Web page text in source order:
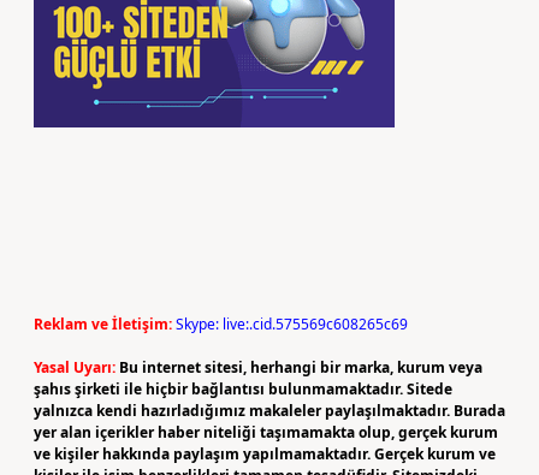
Reklam ve İletişim:Skype: live:.cid.575569c608265c69
Yasal Uyarı: Bu internet sitesi, herhangi bir marka, kurum veya
şahıs şirketi ile hiçbir bağlantısı bulunmamaktadır. Sitede
yalnızca kendi hazırladığımız makaleler paylaşılmaktadır. Burada
yer alan içerikler haber niteliği taşımamakta olup, gerçek kurum
ve kişiler hakkında paylaşım yapılmamaktadır. Gerçek kurum ve